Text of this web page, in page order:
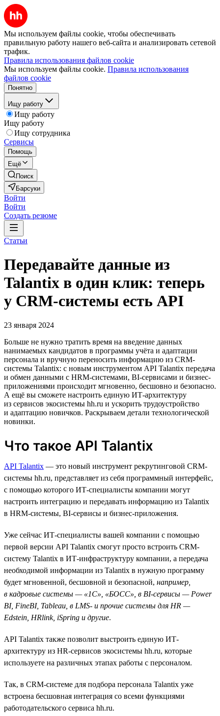
Мы используем файлы cookie, чтобы обеспечивать
правильную работу нашего веб-сайта и анализировать сетевой
трафик.
Правила использования файлов cookie
Мы используем файлы cookie. Правила использования
файлов cookie
Понятно
Ищу работу
Ищу работу
Ищу работу
Ищу сотрудника
Сервисы
Помощь
Ещё
Поиск
Барсуки
Войти
Войти
Создать резюме
Статьи
Передавайте данные из
Talantix в один клик: теперь
у CRM-системы есть API
23 января 2024
Больше не нужно тратить время на введение данных
нанимаемых кандидатов в программы учёта и адаптации
персонала и вручную переносить информацию из CRM-
системы Talantix: с новым инструментом API Talantix передача
и обмен данными с HRM-системами, BI-сервисами и бизнес-
приложениями происходит мгновенно, бесшовно и безопасно.
А ещё вы сможете настроить единую ИТ-архитектуру
из сервисов экосистемы hh.ru и ускорить трудоустройство
и адаптацию новичков. Раскрываем детали технологической
новинки.
Что такое API Talantix
API Talantix — это новый инструмент рекрутинговой СRM-
системы hh.ru, представляет из себя программный интерфейс,
с помощью которого ИТ-специалисты компании могут
настроить интеграцию и передавать информацию из Talantix
в HRM-системы, BI-сервисы и бизнес-приложения.
Уже сейчас ИТ-специалисты вашей компании с помощью
первой версии API Talantix смогут просто встроить CRM-
систему Talantix в ИТ-инфраструктуру компании, а передача
необходимой информации из Talantix в нужную программу
будет мгновенной, бесшовной и безопасной, например,
в кадровые системы — «1С», «БОСС», в BI-сервисы — Power
BI, FineBI, Tableau, в LMS- и прочие системы для HR —
Edstein, HRlink, iSpring и другие.
API Talantix также позволит выстроить единую ИТ-
архитектуру из HR-сервисов экосистемы hh.ru, которые
используете на различных этапах работы с персоналом.
Так, в CRM-системе для подбора персонала Talantix уже
встроена бесшовная интеграция со всеми функциями
работодательского сервиса hh.ru.